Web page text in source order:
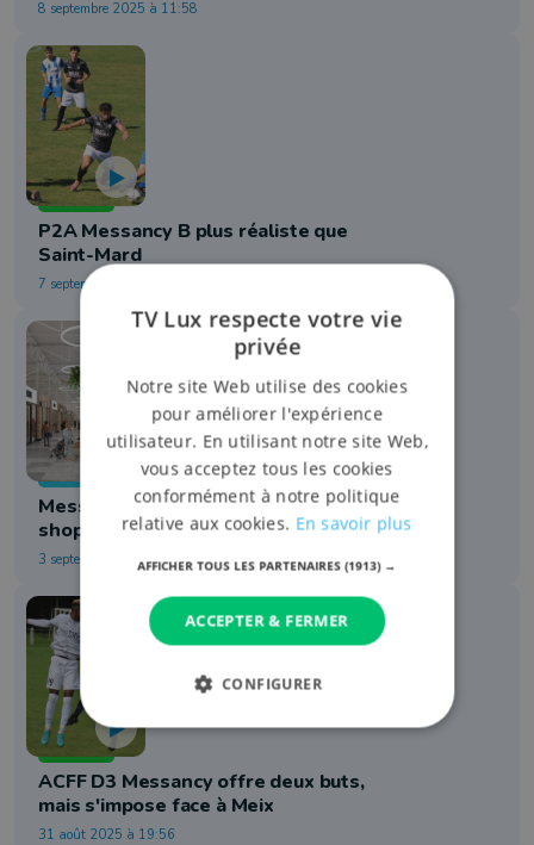
8 septembre 2025 à 11:58
Football
P2A Messancy B plus réaliste que
Saint-Mard
7 septembre 2025 à 19:14
Economie
Messancy : voici à quoi ressemblera le
shopping cora après transformation
3 septembre 2025 à 17:28
Football
ACFF D3 Messancy offre deux buts,
mais s'impose face à Meix
31 août 2025 à 19:56
TV Lux respecte votre vie
privée
Notre site Web utilise des cookies
pour améliorer l'expérience
utilisateur. En utilisant notre site Web,
vous acceptez tous les cookies
conformément à notre politique
relative aux cookies. En savoir plus
AFFICHER TOUS LES PARTENAIRES(1913) →
ACCEPTER & FERMER
CONFIGURER